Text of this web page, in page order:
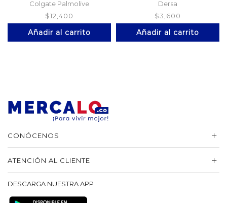
Colgate Palmolive
$12,400
Añadir al carrito
Dersa
$3,600
Añadir al carrito
CONÓCENOS
ATENCIÓN AL CLIENTE
DESCARGA NUESTRA APP